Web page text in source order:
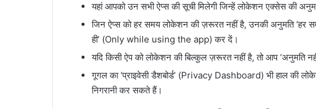
यहां आपको उन सभी ऐप्स की सूची मिलेगी जिन्हें लोकेशन एक्सेस की
जिन ऐप्स को हर समय लोकेशन की ज़रूरत नहीं है, उनकी अनुमति
ही’ (Only while using the app) कर दें।
यदि किसी ऐप को लोकेशन की बिल्कुल ज़रूरत नहीं है, तो आप ‘अनुमति
गूगल का ‘प्राइवेसी डैशबोर्ड’ (Privacy Dashboard) भी हाल की
निगरानी कर सकते हैं।